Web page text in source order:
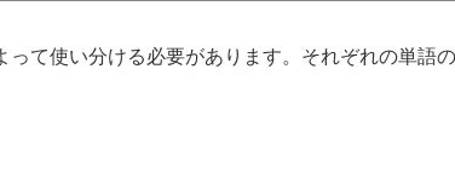
って使い分ける必要があります。それぞれの単語